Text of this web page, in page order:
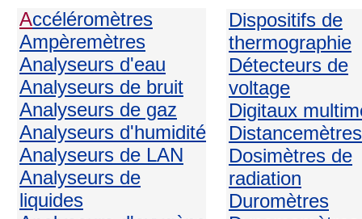
Accéléromètres
Ampèremètres
Analyseurs d'eau
Analyseurs de bruit
Analyseurs de gaz
Analyseurs d'humidité
Analyseurs de LAN
Analyseurs de
liquides
Dispositifs de
thermographie
Détecteurs de
voltage
Digitaux
Distancemètres
Dosimètres de
radiation
Duromètres